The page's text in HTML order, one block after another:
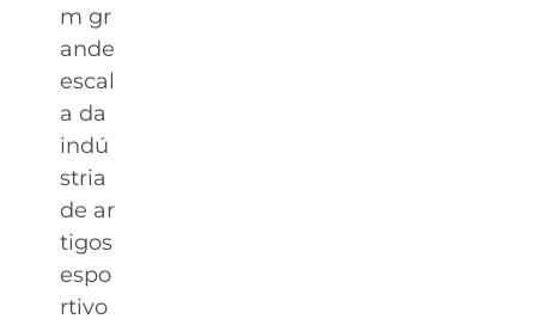
m gr
ande
escal
a da
indú
stria
de ar
tigos
espo
rtivo